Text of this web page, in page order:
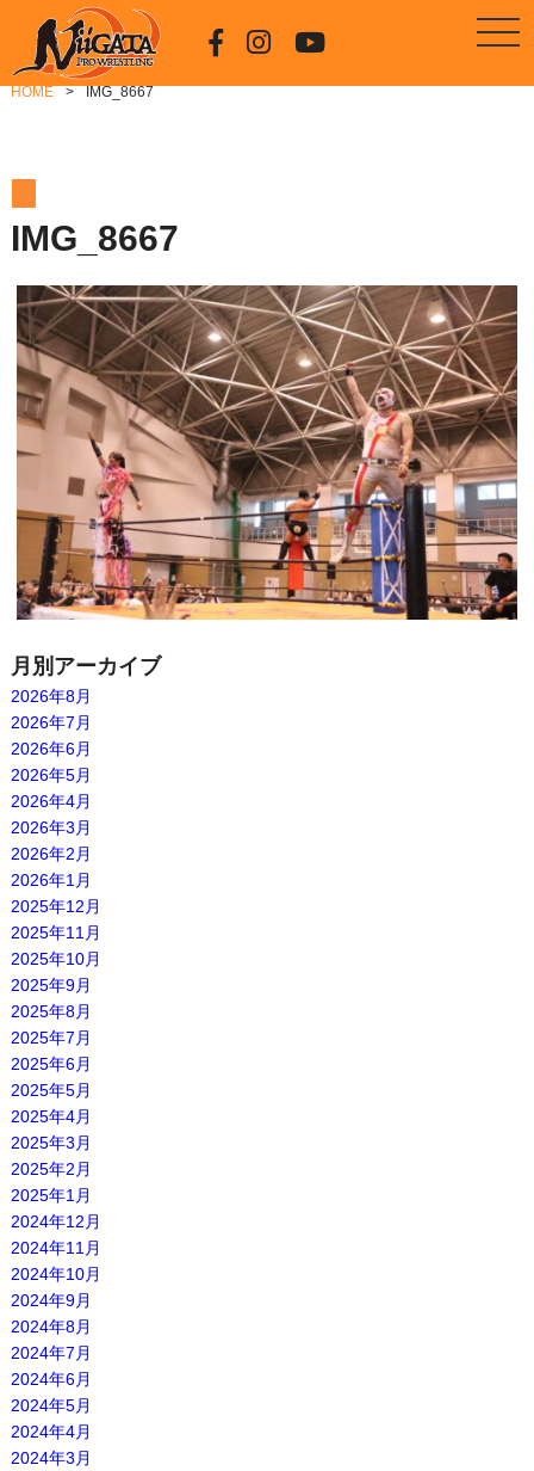
HOME IMG_8667
IMG_8667
月別アーカイブ
2026年8月
2026年7月
2026年6月
2026年5月
2026年4月
2026年3月
2026年2月
2026年1月
2025年12月
2025年11月
2025年10月
2025年9月
2025年8月
2025年7月
2025年6月
2025年5月
2025年4月
2025年3月
2025年2月
2025年1月
2024年12月
2024年11月
2024年10月
2024年9月
2024年8月
2024年7月
2024年6月
2024年5月
2024年4月
2024年3月